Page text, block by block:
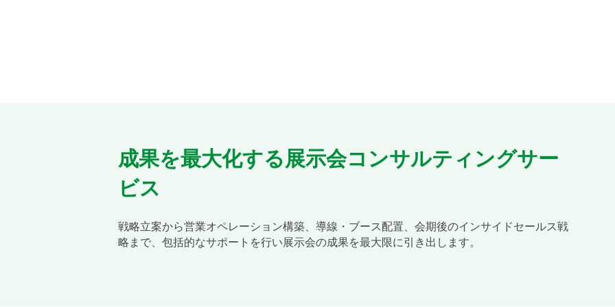
成果を最大化する展示会コンサルティングサー
ビス
戦略立案から営業オペレーション構築、導線・ブース配置、会期後のインサイドセールス戦
略まで、包括的なサポートを行い展示会の成果を最大限に引き出します。